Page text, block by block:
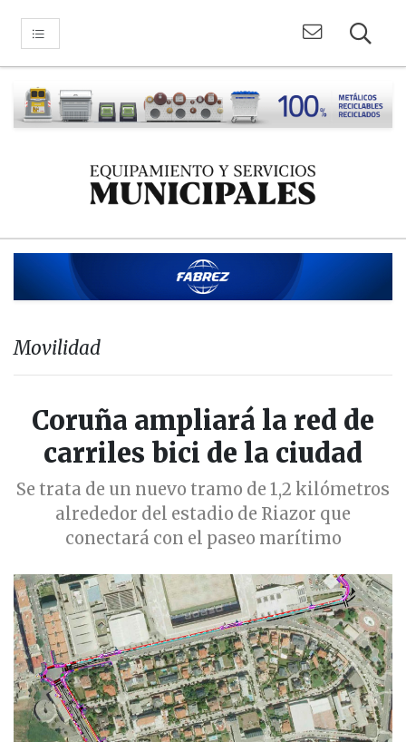
Movilidad
Coruña ampliará la red de
carriles bici de la ciudad
Se trata de un nuevo tramo de 1,2 kilómetros
alrededor del estadio de Riazor que
conectará con el paseo marítimo